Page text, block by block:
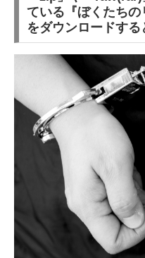
ている『ぼくたち
をダウンロードす